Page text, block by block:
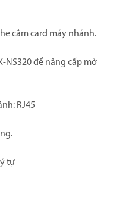
cắm card máy nhánh.
NS320 để nâng cấp mở
RJ45
tự